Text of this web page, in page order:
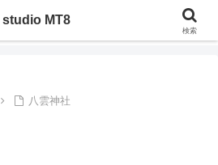
ったことや調べたことを、実際にやってみた
八雲神社
studio MT8
検索